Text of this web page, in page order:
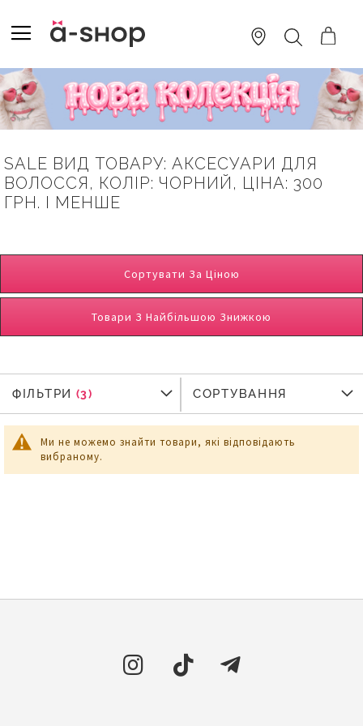
TO
CONTENT
ПОШУК
SALE ВИД ТОВАРУ: АКСЕСУАРИ ДЛЯ
ВОЛОССЯ, КОЛІР: ЧОРНИЙ, ЦІНА: 300
ГРН. І МЕНШЕ
Сортувати За Ціною
Товари З Найбільшою Знижкою
Ми не можемо знайти товари, які відповідають
вибраному.
ФІЛЬТРИ
ФІЛЬТРИ СОРТУВАННЯ